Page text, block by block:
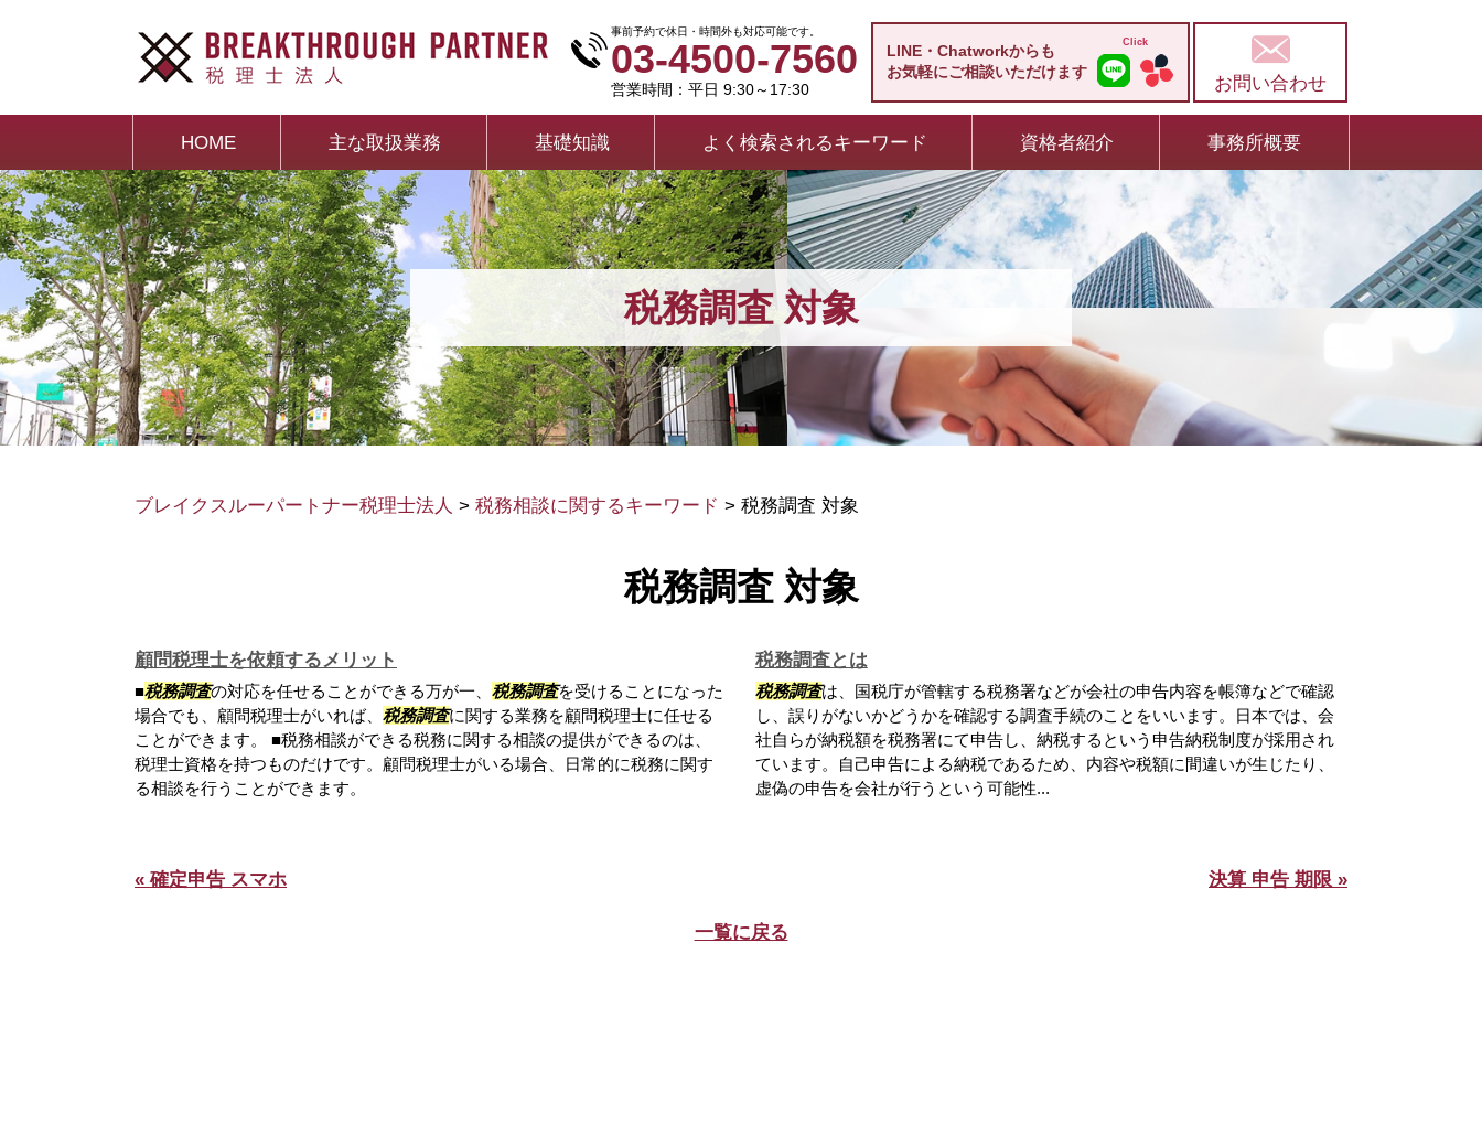
税務調査 対象
事前予約で休日・時間外も対応可能です。
03-4500-7560
営業時間：平日 9:30～17:30
LINE・Chatworkからも
お気軽にご相談いただけます
お問い合わせ
HOME 主な取扱業務 基礎知識 よく検索されるキーワード 資格者紹介 事務所概要
ブレイクスルーパートナー税理士法人 > 税務相談に関するキーワード > 税務調査 対象
税務調査 対象
顧問税理士を依頼するメリット
■税務調査の対応を任せることができる万が一、 税務調査を受けることになった
場合でも、顧問税理士がいれば、 税務調査に関する業務を顧問税理士に任せる
ことができます。 ■税務相談ができる税務に関する相談の提供ができるのは、
税理士資格を持つものだけです。顧問税理士がいる場合、日常的に税務に関す
る相談を行うことができます。
税務調査とは
税務調査は、国税庁が管轄する税務署などが会社の申告内容を帳簿などで確認
し、誤りがないかどうかを確認する調査手続のことをいいます。日本では、会
社自らが納税額を税務署にて申告し、納税するという申告納税制度が採用され
ています。自己申告による納税であるため、内容や税額に間違いが生じたり、
虚偽の申告を会社が行うという可能性...
« 確定申告 スマホ 決算 申告 期限 »
一覧に戻る